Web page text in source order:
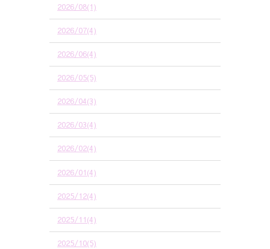
2026/08(1)
2026/07(4)
2026/06(4)
2026/05(5)
2026/04(3)
2026/03(4)
2026/02(4)
2026/01(4)
2025/12(4)
2025/11(4)
2025/10(5)